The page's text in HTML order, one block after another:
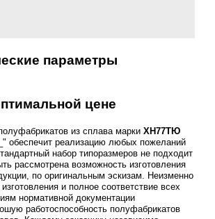
параметры
цене
из сплава марки ХН77ТЮ
обеспечит реализацию любых пожеланий
набор типоразмеров не подходит
рассмотрена возможность изготовления
по оригинальным эскизам. Неизменно
и полное соответствие всех
нормативной документации
работоспособность полуфабрикатов